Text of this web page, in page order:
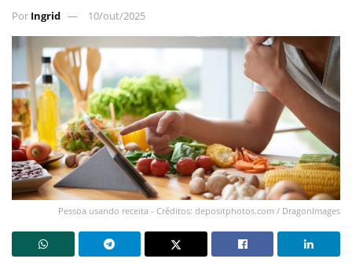
Por Ingrid 10/out/2025
Pessoa usando receita - Créditos: depositphotos.com / DragonImages